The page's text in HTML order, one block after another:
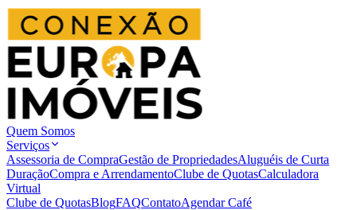
Quem Somos
Serviços
Assessoria de CompraGestão de PropriedadesAluguéis de Curta
DuraçãoCompra e ArrendamentoClube de QuotasCalculadora
Virtual
Clube de QuotasBlogFAQContatoAgendar Café